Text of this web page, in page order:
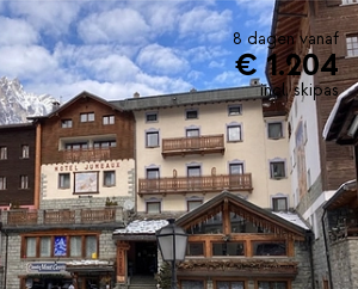
Terrazza Cervino kun je als gast
van het indrukwekkende uitzicht op de
vermaken de kinderen zich heel goed
de gehele dag geopend is.
8 dagen vanaf
€ 1.204
incl. skipas